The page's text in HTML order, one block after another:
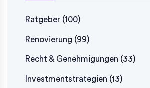
Ratgeber (100)
Renovierung (99)
Recht & Genehmigungen (33)
Investmentstrategien (13)